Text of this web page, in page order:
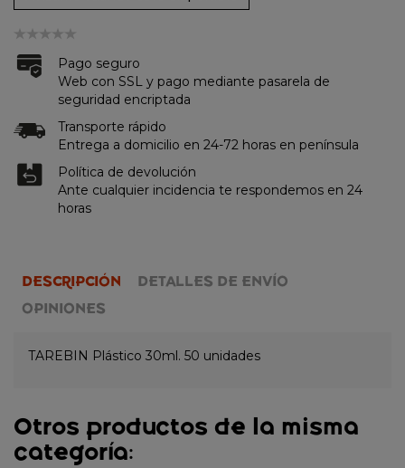
Pago seguro
Web con SSL y pago mediante pasarela de
seguridad encriptada
Transporte rápido
Entrega a domicilio en 24-72 horas en península
Política de devolución
Ante cualquier incidencia te respondemos en 24
horas
DESCRIPCIÓN
DETALLES DE ENVÍO
OPINIONES
TAREBIN Plástico 30ml. 50 unidades
Otros productos de la misma
categoría: